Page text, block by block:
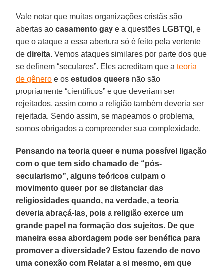
Vale notar que muitas organizações cristãs são
abertas ao casamento gay e a questões LGBTQI , e
que o ataque a essa abertura só é feito pela vertente
dedireita. Vemos ataques similares por parte dos que
se definem “seculares”. Eles acreditam que ateoria
de gênero e osestudos queers não são
propriamente “científicos” e que deveriam ser
rejeitados, assim como a religião também deveria ser
rejeitada. Sendo assim, se mapeamos o problema,
somos obrigados a compreender sua complexidade.
Pensando na teoria queer e numa possível ligação
com o que tem sido chamado de “pós-
secularismo”, alguns teóricos culpam o
movimento queer por se distanciar das
religiosidades quando, na verdade, a teoria
deveria abraçá-las, pois a religião exerce um
grande papel na formação dos sujeitos. De que
maneira essa abordagem pode ser benéfica para
promover a diversidade? Estou fazendo de novo
uma conexão com Relatar a si mesmo, em que